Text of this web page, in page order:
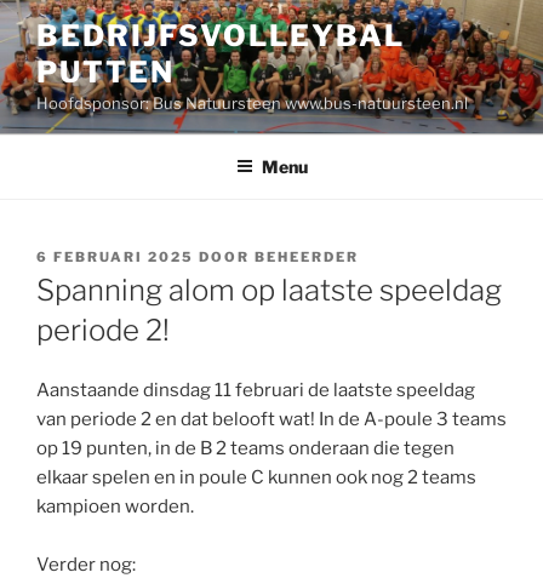
Ga
naar
de
inhoud
BEDRIJFSVOLLEYBAL
PUTTEN
Hoofdsponsor: Bus Natuursteen www.bus-natuursteen.nl
Menu
GEPLAATST
OP
6 FEBRUARI 2025 DOOR BEHEERDER
Spanning alom op laatste speeldag
periode 2!
Aanstaande dinsdag 11 februari de laatste speeldag
van periode 2 en dat belooft wat! In de A-poule 3 teams
op 19 punten, in de B 2 teams onderaan die tegen
elkaar spelen en in poule C kunnen ook nog 2 teams
kampioen worden.
Verder nog: